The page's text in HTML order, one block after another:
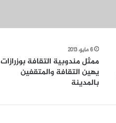
6 مايو، 2013
ممثل مندوبية التقافة بوزرازات
يهين التقافة والمتقفين
بالمدينة